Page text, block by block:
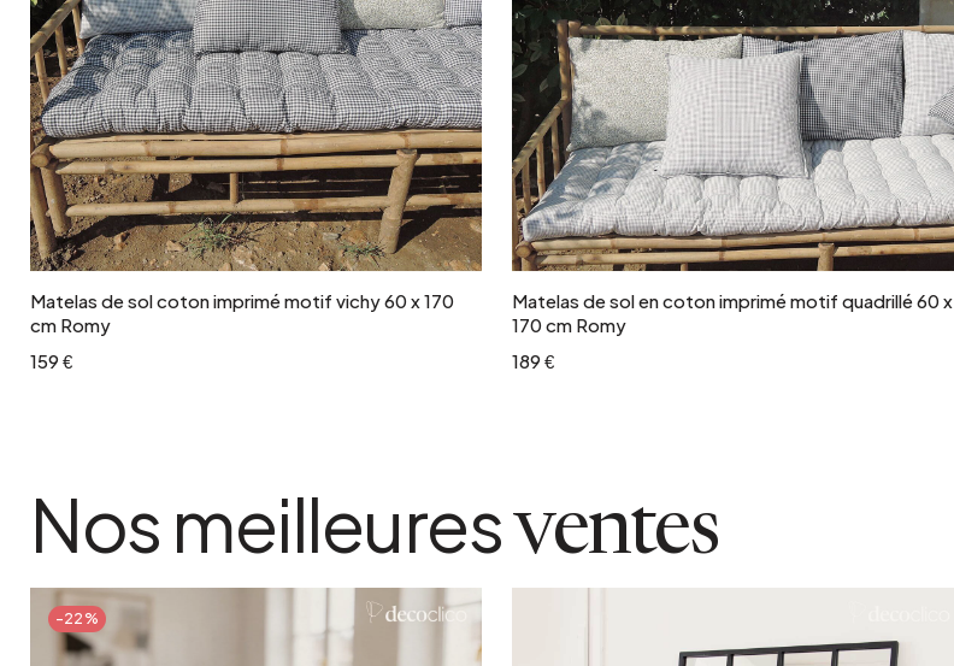
Ajouter au panier
Matelas de sol coton imprimé motif vichy 60 x 170
cm Romy
159 €
Ajouter au panier
Matelas de sol en coton imprimé motif quadrillé 60 x
170 cm Romy
189 €
Nos meilleuresventes
-22%